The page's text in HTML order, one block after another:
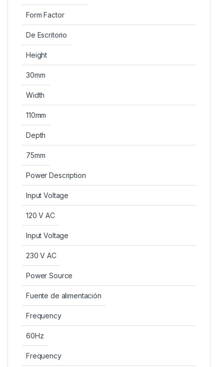
Form Factor
De Escritorio
Height
30mm
Width
110mm
Depth
75mm
Power Description
Input Voltage
120 V AC
Input Voltage
230 V AC
Power Source
Fuente de alimentación
Frequency
60Hz
Frequency